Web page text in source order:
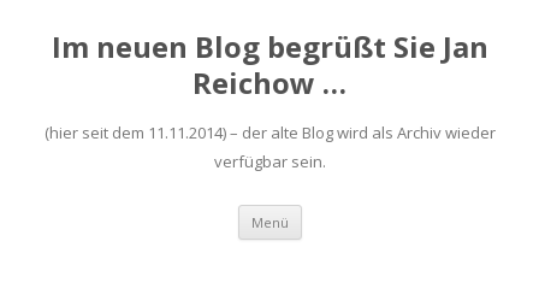
Im neuen Blog begrüßt Sie Jan
Reichow …
(hier seit dem 11.11.2014) – der alte Blog wird als Archiv wieder
verfügbar sein.
Menü Zum
springen